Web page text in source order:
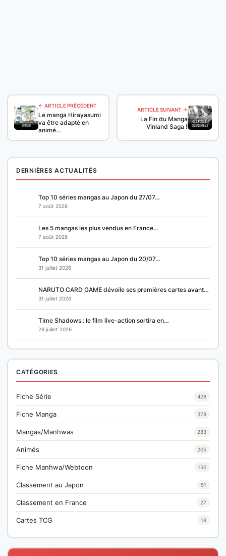
← ARTICLE PRÉCÉDENT
Le manga Hirayasumi
va être adapté en
animé…
ARTICLE SUIVANT →
La Fin du Manga
Vinland Saga !
DERNIÈRES ACTUALITÉS
Top 10 séries mangas au Japon du 27/07…
7 août 2026
Les 5 mangas les plus vendus en France…
7 août 2026
Top 10 séries mangas au Japon du 20/07…
31 juillet 2026
NARUTO CARD GAME dévoile ses premières cartes avant…
31 juillet 2026
Time Shadows : le film live-action sortira en…
28 juillet 2026
CATÉGORIES
Fiche Série 428
Fiche Manga 378
Mangas/Manhwas 283
Animés 205
Fiche Manhwa/Webtoon 150
Classement au Japon 51
Classement en France 27
Cartes TCG 18